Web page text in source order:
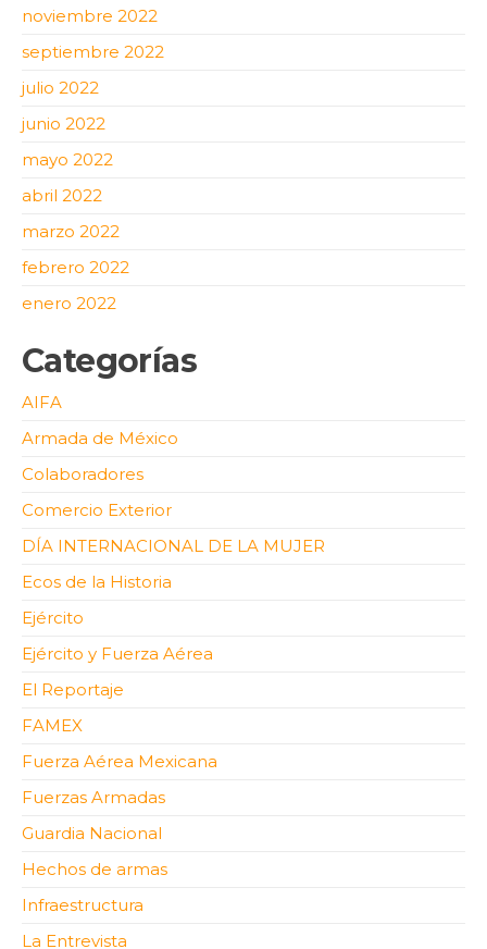
noviembre 2022
septiembre 2022
julio 2022
junio 2022
mayo 2022
abril 2022
marzo 2022
febrero 2022
enero 2022
Categorías
AIFA
Armada de México
Colaboradores
Comercio Exterior
DÍA INTERNACIONAL DE LA MUJER
Ecos de la Historia
Ejército
Ejército y Fuerza Aérea
El Reportaje
FAMEX
Fuerza Aérea Mexicana
Fuerzas Armadas
Guardia Nacional
Hechos de armas
Infraestructura
La Entrevista